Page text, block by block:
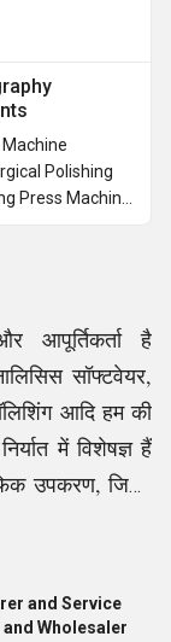
Polishing
आपूर्तिकर्ता है
सॉफ्टवेयर,
आदि हम की
में विशेषज्ञ हैं
उपकरण, जिनमें
स्प्रे कक्ष, सूक्ष्म
सामग्री
पॉलिशिंग
and Service
Wholesaler